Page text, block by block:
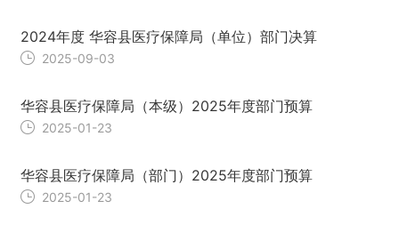
2024年度 华容县医疗保障局（单位）部门决算
2025-09-03
华容县医疗保障局（本级）2025年度部门预算
2025-01-23
华容县医疗保障局（部门）2025年度部门预算
2025-01-23